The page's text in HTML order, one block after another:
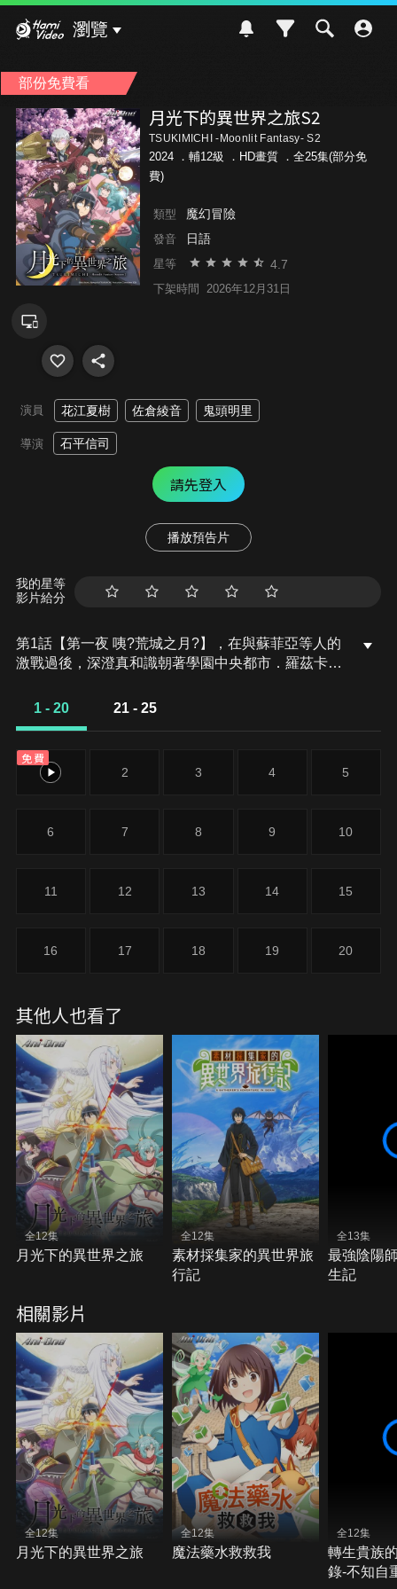
瀏覽
部份免費看
月光下的異世界之旅S2
TSUKIMICHI -Moonlit Fantasy- S2
2024 ． 輔12級
．HD畫質 ．全25集(部分免
費)
類型 魔幻冒險
發音 日語
星等 4.7
下架時間 2026年12月31日
演員 花江夏樹 佐倉綾音 鬼頭明里
導演 石平信司
請先登入
播放預告片
我的星等
影片給分
第1話【第一夜 咦?荒城之月?】，在與蘇菲亞等人的
激戰過後，深澄真和識朝著學園中央都市．羅茲卡爾
人暫時分開行動。在分開行動的時候，真遇見了人類
會。對他們兩人的事很在意的真，與他們一起前往塔
帕村……。
1 - 20 21 - 25
免費
1 2 3 4 5
6 7 8 9 10
11 12 13 14 15
16 17 18 19 20
其他人也看了
全12集
月光下的異世界之旅
全12集
素材採集家的異世界旅
行記
全13集
最強陰陽
生記
相關影片
全12集
月光下的異世界之旅
全12集
魔法藥水救救我
全12集
轉生貴族
錄-不知自